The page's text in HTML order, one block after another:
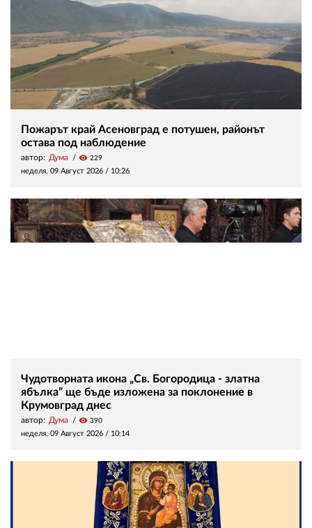
Пожарът край Асеновград е потушен, районът
остава под наблюдение
автор: Дума visibility 229
неделя, 09 Август 2026 / 10:26
Чудотворната икона „Св. Богородица - златна
ябълка” ще бъде изложена за поклонение в
Крумовград днес
автор: Дума visibility 390
неделя, 09 Август 2026 / 10:14